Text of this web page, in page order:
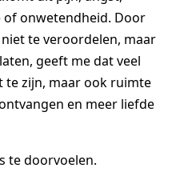
onwetendheid. Door
te veroordelen, maar
geeft me dat veel
te zijn, maar ook ruimte
en meer liefde
te doorvoelen.